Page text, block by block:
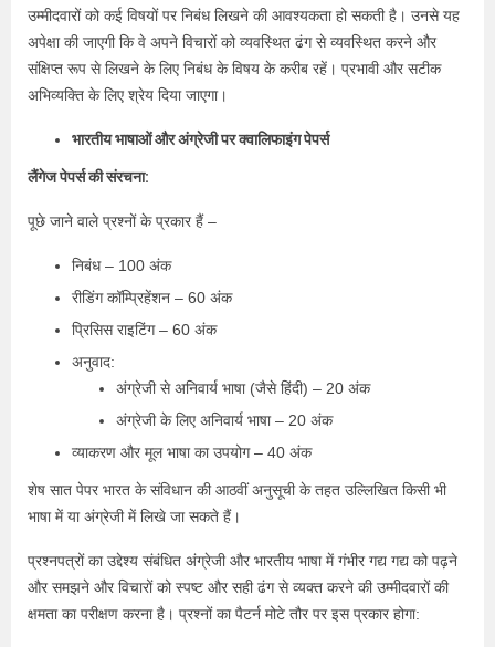
उम्मीदवारों को कई विषयों पर निबंध लिखने की आवश्यकता हो सकती है। उनसे यह
अपेक्षा की जाएगी कि वे अपने विचारों को व्यवस्थित ढंग से व्यवस्थित करने और
संक्षिप्त रूप से लिखने के लिए निबंध के विषय के करीब रहें। प्रभावी और सटीक
अभिव्यक्ति के लिए श्रेय दिया जाएगा।
भारतीय भाषाओं और अंग्रेजी पर क्वालिफाइंग पेपर्स
लैंगेज पेपर्स की संरचना:
पूछे जाने वाले प्रश्नों के प्रकार हैं –
निबंध – 100 अंक
रीडिंग कॉम्प्रिहेंशन – 60 अंक
प्रिसिस राइटिंग – 60 अंक
अनुवाद:
अंग्रेजी से अनिवार्य भाषा (जैसे हिंदी) – 20 अंक
अंग्रेजी के लिए अनिवार्य भाषा – 20 अंक
व्याकरण और मूल भाषा का उपयोग – 40 अंक
शेष सात पेपर भारत के संविधान की आठवीं अनुसूची के तहत उल्लिखित किसी भी
भाषा में या अंग्रेजी में लिखे जा सकते हैं।
प्रश्नपत्रों का उद्देश्य संबंधित अंग्रेजी और भारतीय भाषा में गंभीर गद्य गद्य को पढ़ने
और समझने और विचारों को स्पष्ट और सही ढंग से व्यक्त करने की उम्मीदवारों की
क्षमता का परीक्षण करना है। प्रश्नों का पैटर्न मोटे तौर पर इस प्रकार होगा: